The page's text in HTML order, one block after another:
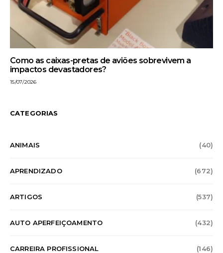
Como as caixas-pretas de aviões sobrevivem a
impactos devastadores?
15/07/2026
CATEGORIAS
ANIMAIS (40)
APRENDIZADO (672)
ARTIGOS (537)
AUTO APERFEIÇOAMENTO (432)
CARREIRA PROFISSIONAL (146)